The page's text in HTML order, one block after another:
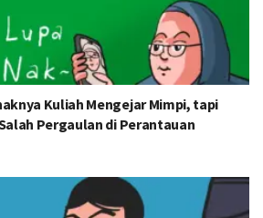
Kuliah Mengejar Mimpi, tapi
Pergaulan di Perantauan